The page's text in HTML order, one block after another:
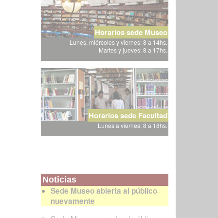
Horarios sede Museo
Lunes, miércoles y viernes: 8 a 14hs.
Martes y jueves: 8 a 17hs.
Horarios sede Facultad
Lunes a viernes: 8 a 18hs.
Noticias
Sede Museo abierta al público
nuevamente